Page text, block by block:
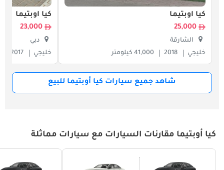
كيا أوبتيما
25,000
الشارقة
خليجي
2018 41,000 كيلومتر
كيا أوبتيما
23,000
دبي
خليجي
2017
شاهد جميع سيارات كيا أوبتيما للبيع
كيا أوبتيما مقارنات السيارات مع سيارات مماثلة